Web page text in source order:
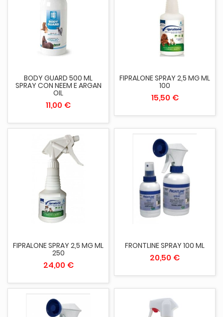
BODY GUARD 500 ML
SPRAY CON NEEM E ARGAN
OIL
11,00 €
FIPRALONE SPRAY 2,5 MG ML
100
15,50 €
FIPRALONE SPRAY 2,5 MG ML
250
24,00 €
FRONTLINE SPRAY 100 ML
20,50 €